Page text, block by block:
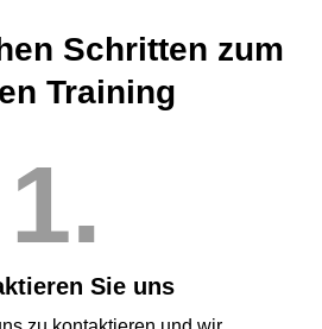
Schritten zum
Training
1.
Sie uns